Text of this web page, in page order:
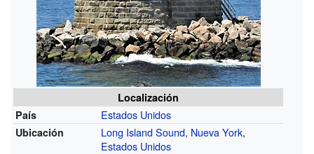
Localización
País
Estados Unidos
Ubicación Long Island Sound, Nueva York,
Estados Unidos